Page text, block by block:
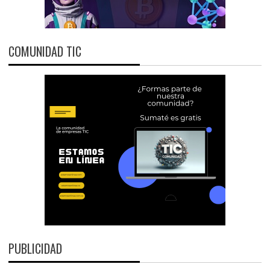
COMUNIDAD TIC
PUBLICIDAD